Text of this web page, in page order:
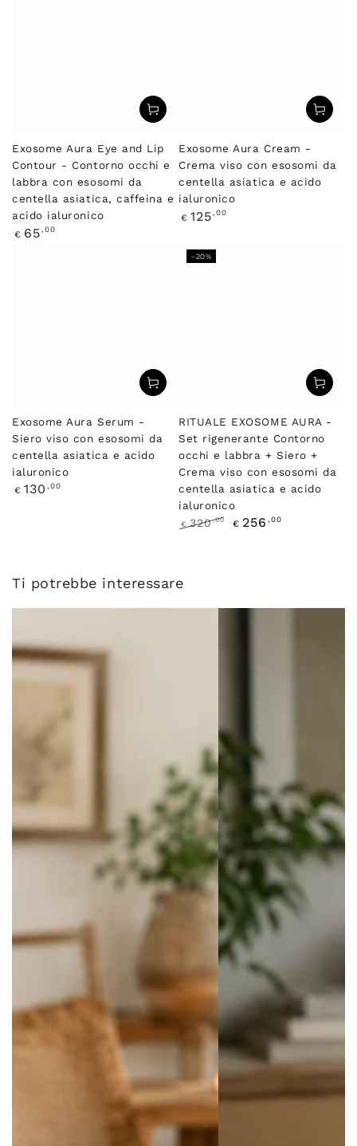
Exosome Aura Eye and Lip
Contour - Contorno occhi e
labbra con esosomi da
centella asiatica, caffeina e
acido ialuronico
Prezzo
€ 65,00
Exosome Aura Cream -
Crema viso con esosomi da
centella asiatica e acido
ialuronico
Prezzo
€ 125,00
Exosome Aura Serum -
Siero viso con esosomi da
centella asiatica e acido
ialuronico
Prezzo
€ 130 ,00
RITUALE EXOSOME AURA -
Set rigenerante Contorno
occhi e labbra + Siero +
Crema viso con esosomi da
centella asiatica e acido
ialuronico
€ 320,00 € 256 ,00
–20%
Ti potrebbe interessare